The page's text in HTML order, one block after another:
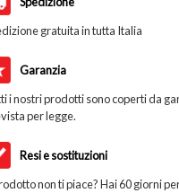
gratuita in tutta Italia
Garanzia
i nostri prodotti sono coperti da
per legge.
Resi e sostituzioni
non ti piace? Hai 60 giorni